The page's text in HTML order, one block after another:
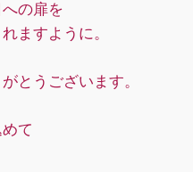
の扉を
ますように。
とうございます。
て